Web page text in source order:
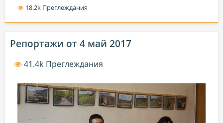
18.2k Преглеждания
Репортажи от 4 май 2017
41.4k Преглеждания